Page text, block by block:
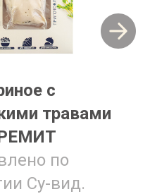
с
травами
по
Су-вид.